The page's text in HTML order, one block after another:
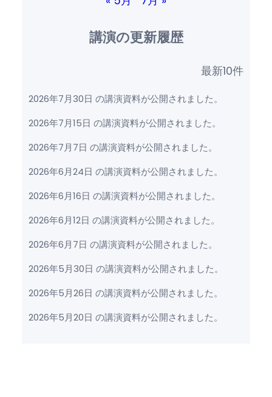
講演の更新履歴
最新10件
2026年7月30日 の講演資料が公開されました。
2026年7月15日 の講演資料が公開されました。
2026年7月7日 の講演資料が公開されました。
2026年6月24日 の講演資料が公開されました。
2026年6月16日 の講演資料が公開されました。
2026年6月12日 の講演資料が公開されました。
2026年6月7日 の講演資料が公開されました。
2026年5月30日 の講演資料が公開されました。
2026年5月26日 の講演資料が公開されました。
2026年5月20日 の講演資料が公開されました。